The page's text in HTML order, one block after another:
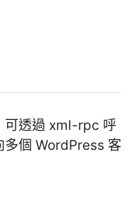
可透過 xml-rpc 呼
個 WordPress 客